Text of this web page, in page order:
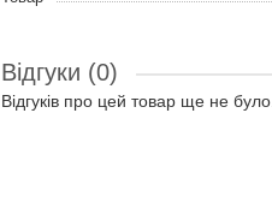
Відгуки (0)
Відгуків про цей товар ще не було.